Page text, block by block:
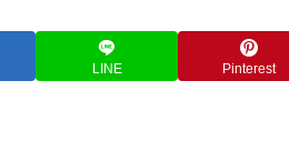
LINE Pinterest